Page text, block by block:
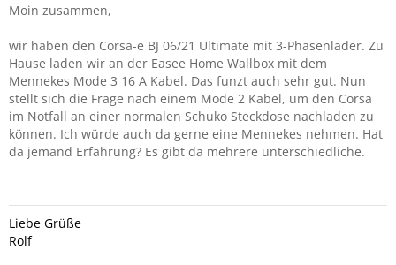
Moin zusammen,
wir haben den Corsa-e BJ 06/21 Ultimate mit 3-Phasenlader. Zu
Hause laden wir an der Easee Home Wallbox mit dem
Mennekes Mode 3 16 A Kabel. Das funzt auch sehr gut. Nun
stellt sich die Frage nach einem Mode 2 Kabel, um den Corsa
im Notfall an einer normalen Schuko Steckdose nachladen zu
können. Ich würde auch da gerne eine Mennekes nehmen. Hat
da jemand Erfahrung? Es gibt da mehrere unterschiedliche.
Liebe Grüße
Rolf